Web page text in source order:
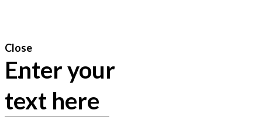
Close
Enter your
text here